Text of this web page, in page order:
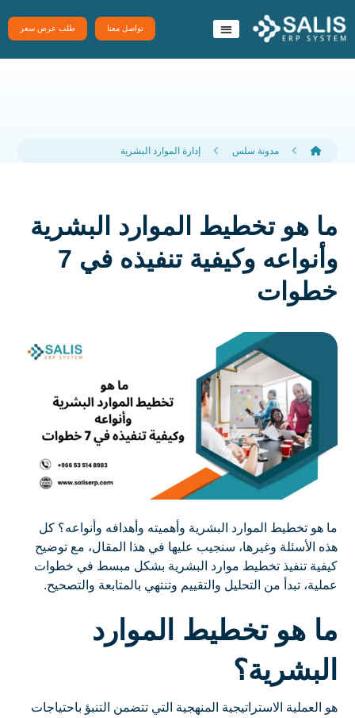
تواصل معنا طلب عرض سعر
مدونة سلس إدارة الموارد البشرية
ما هو تخطيط الموارد البشرية
وأنواعه وكيفية تنفيذه في 7
خطوات
ما هو تخطيط الموارد البشرية وأهميته وأهدافه وأنواعه؟ كل
هذه الأسئلة وغيرها، سنجيب عليها في هذا المقال، مع توضيح
كيفية تنفيذ تخطيط موارد البشرية بشكل مبسط في خطوات
عملية، تبدأ من التحليل والتقييم وتنتهي بالمتابعة والتصحيح.
ما هو تخطيط الموارد
البشرية؟
هو العملية الاستراتيجية المنهجية التي تتضمن التنبؤ باحتياجات